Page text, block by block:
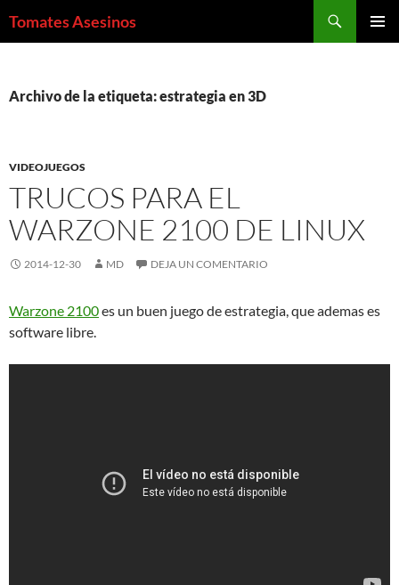
Tomates Asesinos
Archivo de la etiqueta: estrategia en 3D
VIDEOJUEGOS
TRUCOS PARA EL
WARZONE 2100 DE LINUX
2014-12-30 MD DEJA UN COMENTARIO
Warzone 2100es un buen juego de estrategia, que ademas es
software libre.